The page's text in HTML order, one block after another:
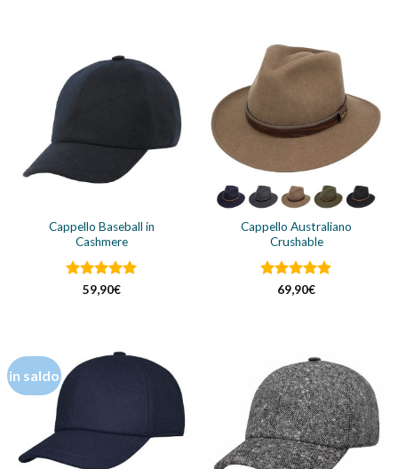
Cappello Baseball in
Cashmere
Valutato
59,90€
Cappello Australiano
Crushable
Valutato
69,90€
in saldo